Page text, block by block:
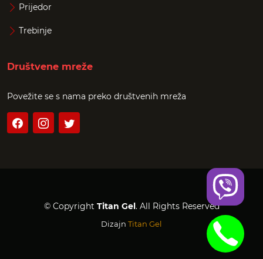
Prijedor
Trebinje
Društvene mreže
Povežite se s nama preko društvenih mreža
© Copyright Titan Gel. All Rights Reserved
Dizajn Titan Gel